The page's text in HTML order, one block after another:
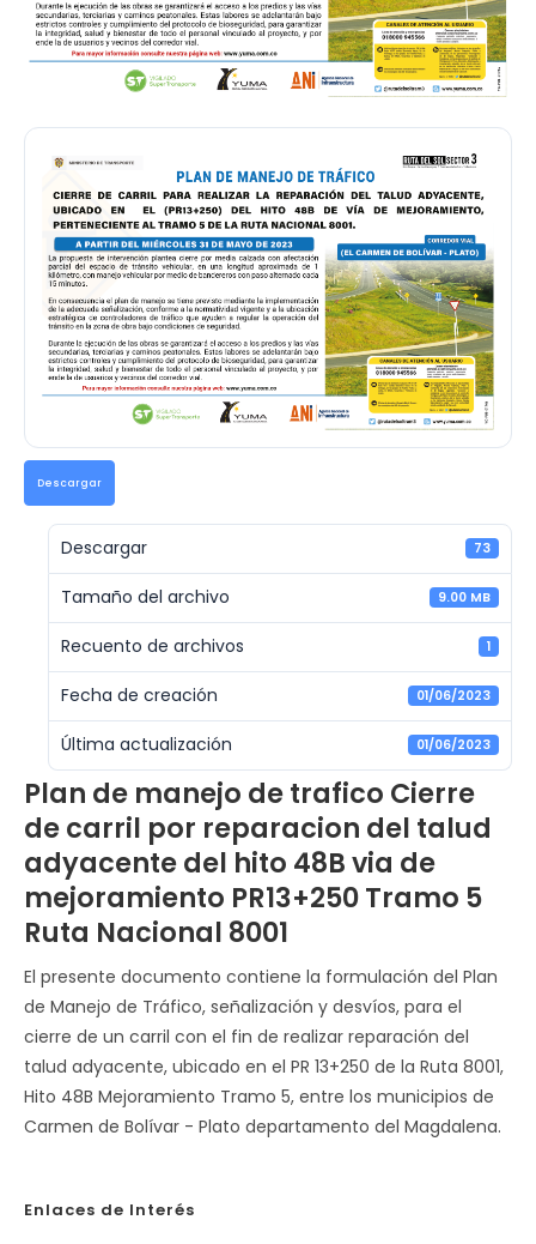
Descargar
Descargar 73
Tamaño del archivo 9.00 MB
Recuento de archivos 1
Fecha de creación 01/06/2023
Última actualización 01/06/2023
Plan de manejo de trafico Cierre
de carril por reparacion del talud
adyacente del hito 48B via de
mejoramiento PR13+250 Tramo 5
Ruta Nacional 8001
El presente documento contiene la formulación del Plan
de Manejo de Tráfico, señalización y desvíos, para el
cierre de un carril con el fin de realizar reparación del
talud adyacente, ubicado en el PR 13+250 de la Ruta 8001,
Hito 48B Mejoramiento Tramo 5, entre los municipios de
Carmen de Bolívar - Plato departamento del Magdalena.
Enlaces de Interés